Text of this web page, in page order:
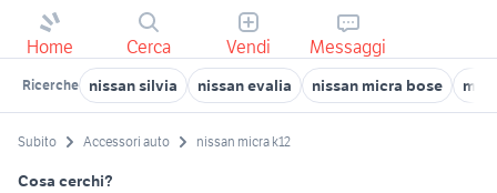
Home Cerca Vendi Messaggi
Ricerche nissan silvia nissan evalia nissan micra bose
Subito Accessori auto nissan micra k12
Cosa cerchi?